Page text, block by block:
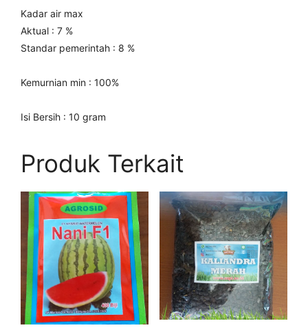
Kadar air max
Aktual : 7 %
Standar pemerintah : 8 %
Kemurnian min : 100%
Isi Bersih : 10 gram
Produk Terkait